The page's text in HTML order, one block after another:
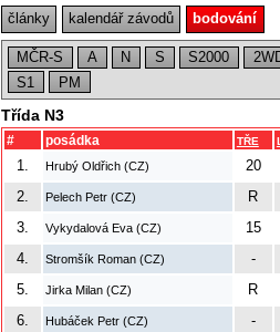
články kalendář závodů bodování
MČR-S A N S S2000
S1
PM
Třída N3
# posádka TŘE
1. Hrubý Oldřich (CZ)
20
2.
Pelech Petr (CZ)
R
3.
Vykydalová Eva (CZ)
15
4.
Stromšík Roman (CZ)
-
5.
Jirka Milan (CZ)
R
6.
Hubáček Petr (CZ)
-